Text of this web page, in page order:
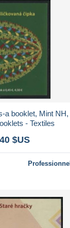
a booklet, Mint NH,
- Textiles
$US
Professionnel